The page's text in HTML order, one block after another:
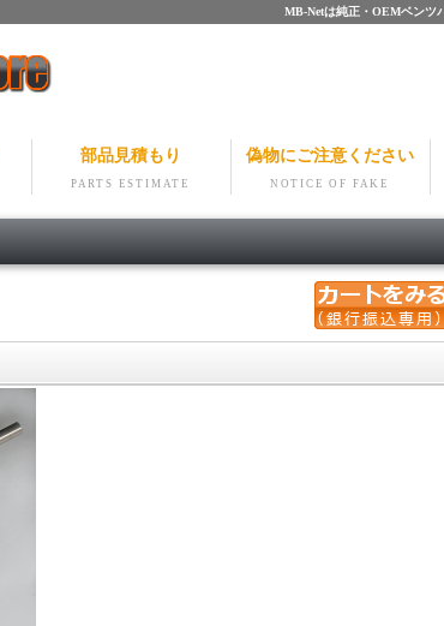
MB-Netは純正・OEMベンツ
部品見積もり
PARTS ESTIMATE
偽物にご注意ください
NOTICE OF FAKE